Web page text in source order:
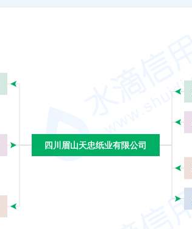
四川眉山天忠纸业有限公司
四川眉山天忠纸业有限公司